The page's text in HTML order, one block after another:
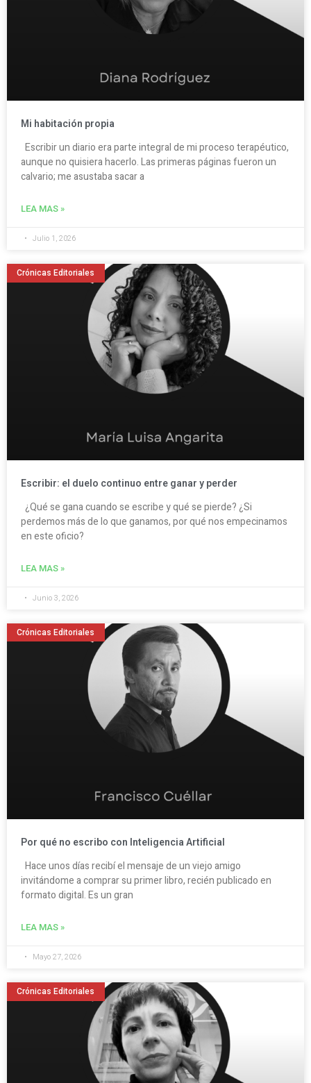
Mi habitación propia
Escribir un diario era parte integral de mi proceso terapéutico,
aunque no quisiera hacerlo. Las primeras páginas fueron un
calvario; me asustaba sacar a
LEA MAS »
Julio 1, 2026
Crónicas Editoriales
Escribir: el duelo continuo entre ganar y perder
¿Qué se gana cuando se escribe y qué se pierde? ¿Si
perdemos más de lo que ganamos, por qué nos empecinamos
en este oficio?
LEA MAS »
Junio 3, 2026
Crónicas Editoriales
Por qué no escribo con Inteligencia Artificial
Hace unos días recibí el mensaje de un viejo amigo
invitándome a comprar su primer libro, recién publicado en
formato digital. Es un gran
LEA MAS »
Mayo 27, 2026
Crónicas Editoriales